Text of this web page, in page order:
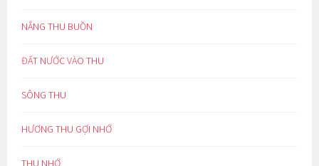
NẮNG THU BUỒN
ĐẤT NƯỚC VÀO THU
SÔNG THU
HƯƠNG THU GỢI NHỚ
THU NHỚ